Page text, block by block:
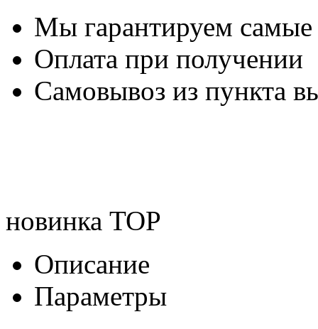
Мы гарантируем
Оплата при получении
Самовывоз из пункта
новинка TOP
Описание
Параметры